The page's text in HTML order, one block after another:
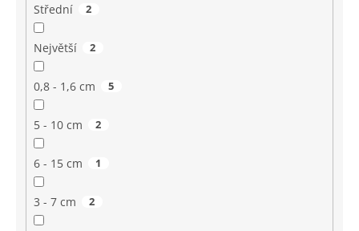
Střední 2
Největší 2
0,8 - 1,6 cm 5
5 - 10 cm 2
6 - 15 cm 1
3 - 7 cm 2